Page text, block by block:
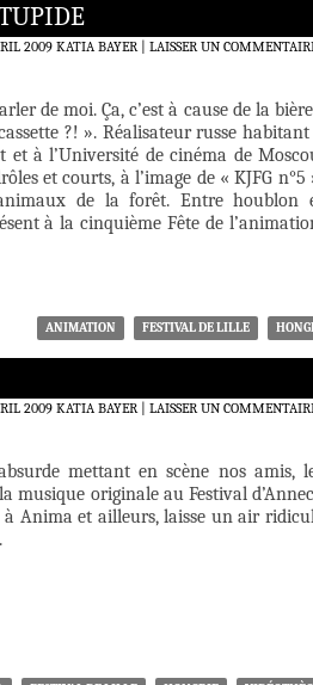
2009 KATIA BAYER LAISSER UN
de moi. Ça, c’est à cause de la
?! ». Réalisateur russe habitant
à l’Université de cinéma de
et courts, à l’image de « KJFG n°5
de la forêt. Entre houblon
à la cinquième Fête de
ANIMATION FESTIVAL DE LILLE
2009 KATIA BAYER LAISSER UN
mettant en scène nos amis,
musique originale au Festival
à Anima et ailleurs, laisse un air